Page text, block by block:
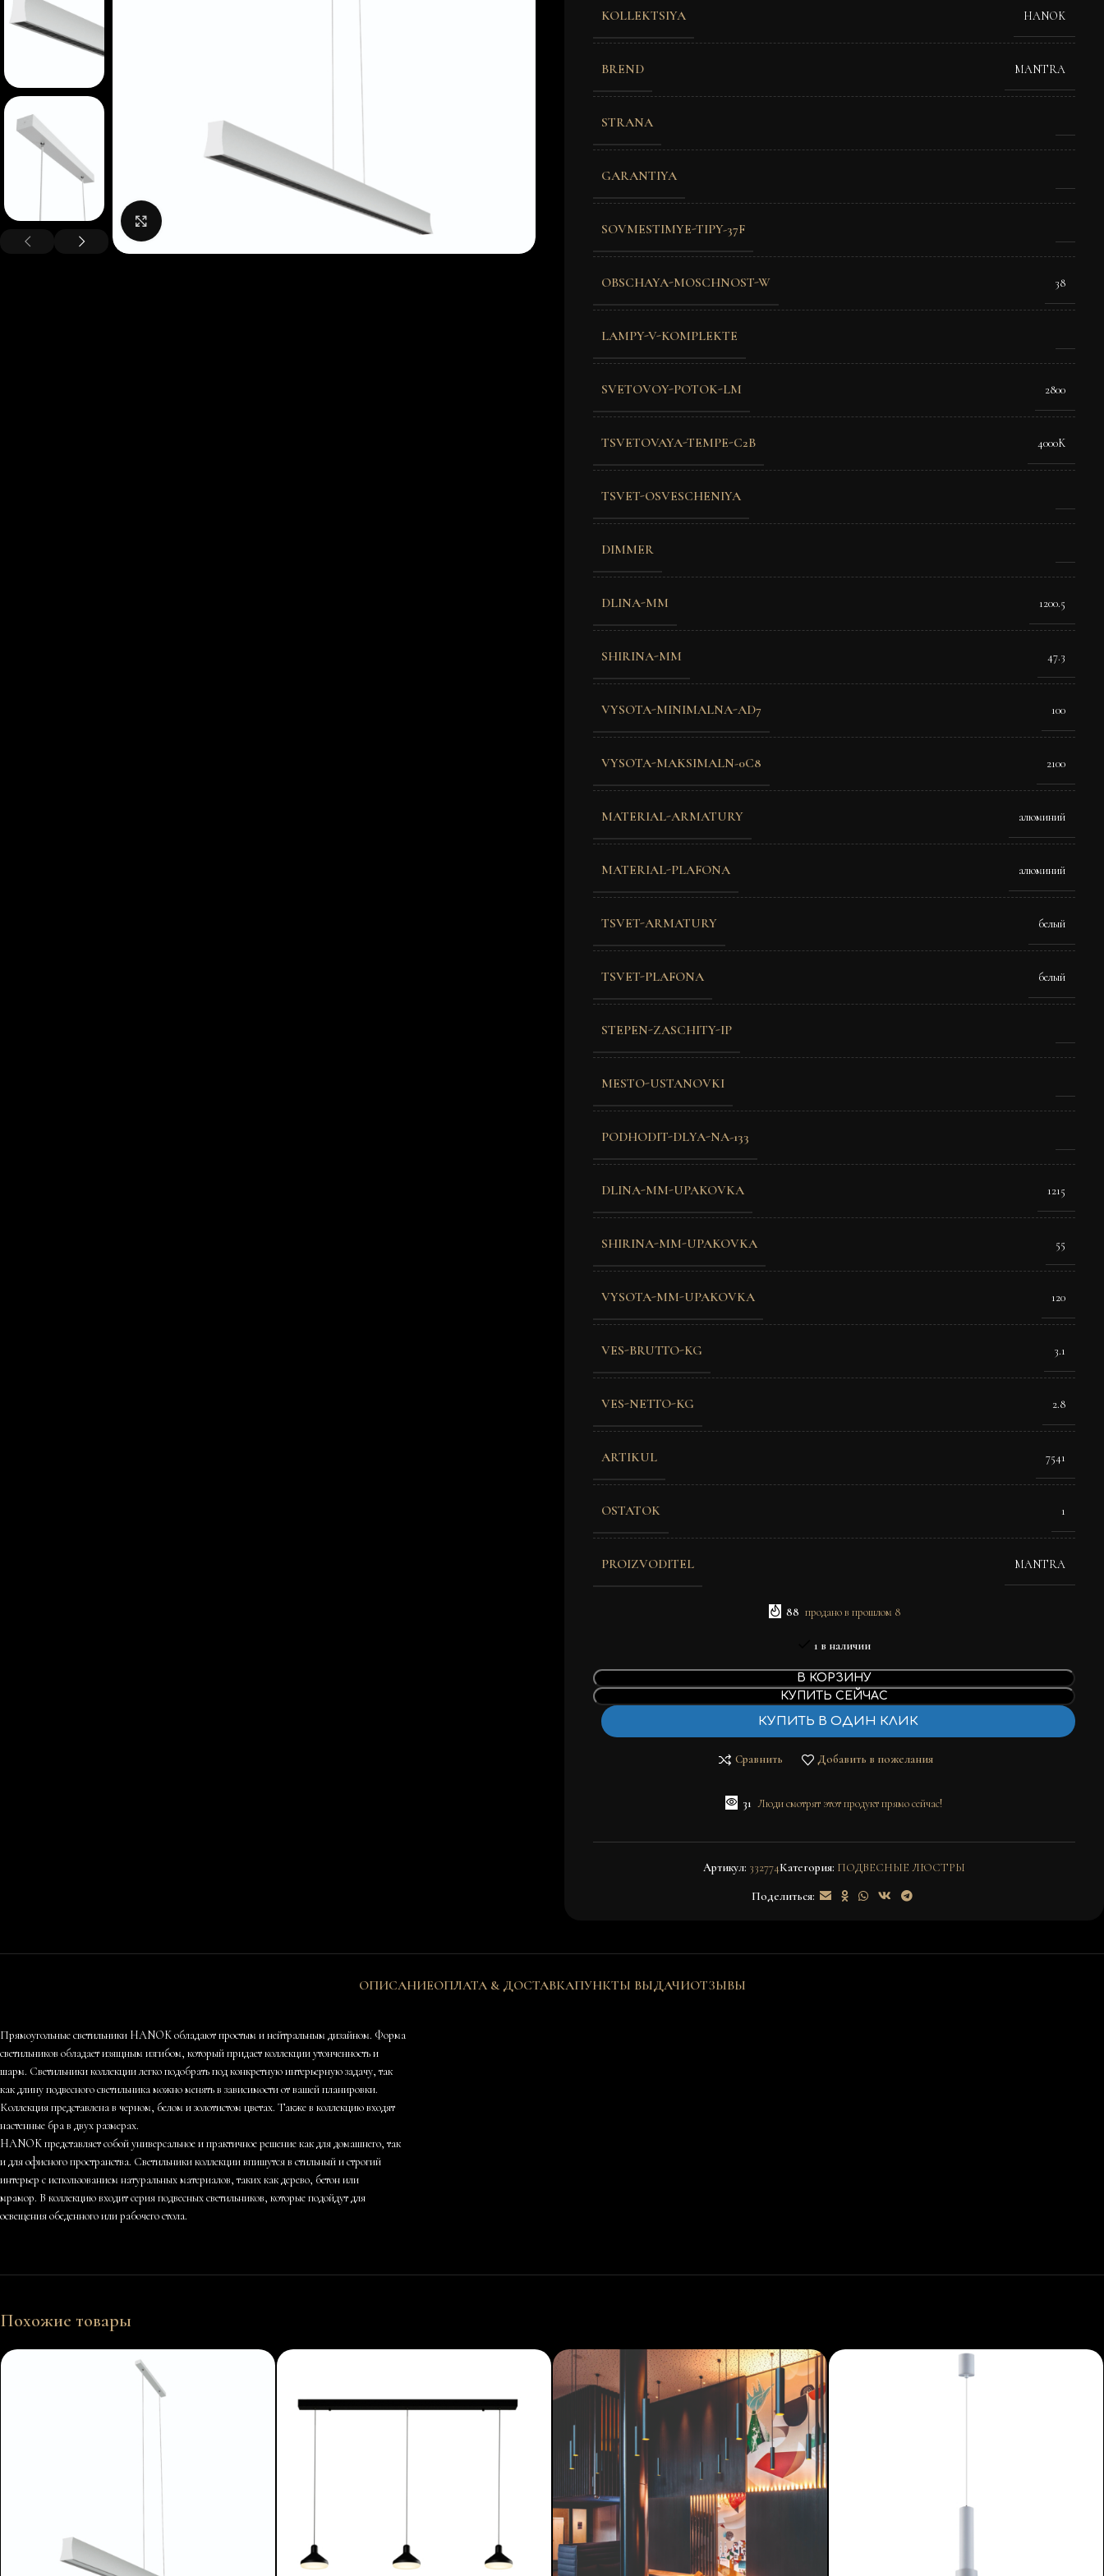
KOLLEKTSIYA HANOK
BREND MANTRA
STRANA
GARANTIYA
SOVMESTIMYE-TIPY-37F
OBSCHAYA-MOSCHNOST-W 38
LAMPY-V-KOMPLEKTE
SVETOVOY-POTOK-LM 2800
TSVETOVAYA-TEMPE-C2B 4000K
TSVET-OSVESCHENIYA
DIMMER
DLINA-MM 1200.5
SHIRINA-MM 47.3
VYSOTA-MINIMALNA-AD7 100
VYSOTA-MAKSIMALN-0C8 2100
MATERIAL-ARMATURY алюминий
MATERIAL-PLAFONA алюминий
TSVET-ARMATURY белый
TSVET-PLAFONA белый
STEPEN-ZASCHITY-IP
MESTO-USTANOVKI
PODHODIT-DLYA-NA-133
DLINA-MM-UPAKOVKA 1215
SHIRINA-MM-UPAKOVKA 55
VYSOTA-MM-UPAKOVKA 120
VES-BRUTTO-KG 3.1
VES-NETTO-KG 2.8
ARTIKUL 7541
OSTATOK 1
PROIZVODITEL MANTRA
88 продано в прошлом 8
1 в наличии
В КОРЗИНУ
КУПИТЬ СЕЙЧАС
КУПИТЬ В ОДИН КЛИК
Сравнить Добавить в пожелания
31 Люди смотрят этот продукт прямо сейчас!
Артикул: 332774Категория: ПОДВЕСНЫЕ ЛЮСТРЫ
Поделиться:
ОПИСАНИЕОПЛАТА & ДОСТАВКАПУНКТЫ ВЫДАЧИОТЗЫВЫ
Прямоугольные светильники HANOK обладают простым и нейтральным дизайном. Форма
светильников обладает изящным изгибом, который придает коллекции утонченность и
шарм. Светильники коллекции легко подобрать под конкретную интерьерную задачу, так
как длину подвесного светильника можно менять в зависимости от вашей планировки.
Коллекция представлена в черном, белом и золотистом цветах. Также в коллекцию входят
настенные бра в двух размерах.
HANOK представляет собой универсальное и практичное решение как для домашнего, так
и для офисного пространства. Светильники коллекции впишутся в стильный и строгий
интерьер с использованием натуральных материалов, таких как дерево, бетон или
мрамор. В коллекцию входит серия подвесных светильников, которые подойдут для
освещения обеденного или рабочего стола.
Похожие товары